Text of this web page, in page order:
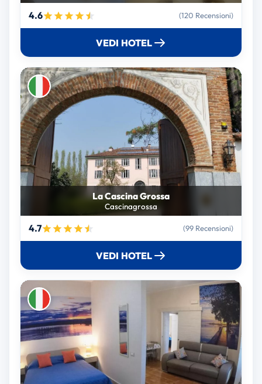
4.6 (120 Recensioni)
VEDI HOTEL
La Cascina Grossa
Cascinagrossa
4.7 (99 Recensioni)
VEDI HOTEL